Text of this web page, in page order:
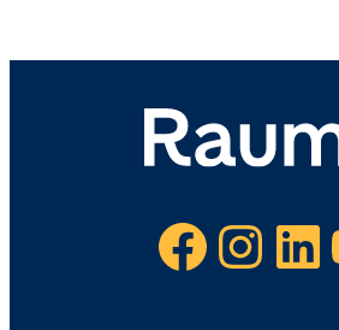
Facebook Instagram LinkedIn